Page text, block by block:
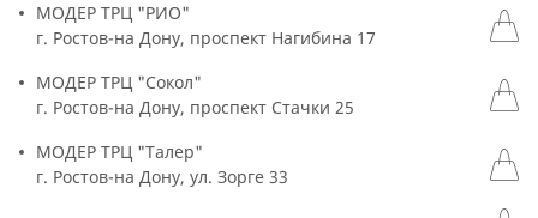
МОДЕР ТРЦ "РИО"
г. Ростов-на Дону, проспект Нагибина 17
МОДЕР ТРЦ "Сокол"
г. Ростов-на Дону, проспект Стачки 25
МОДЕР ТРЦ "Талер"
г. Ростов-на Дону, ул. Зорге 33